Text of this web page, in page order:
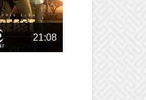
21:08